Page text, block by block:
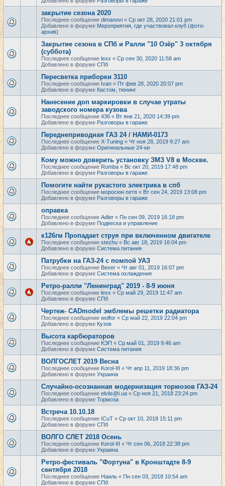
закрытие сезона 2020
Последнее сообщение dimanovi « Ср окт 28, 2020 21:01 pm
Добавлено в форуме Мероприятия, где участвовал клуб (фото-
архив)
Закрытие сезона в СПб и Ралли "10 Озёр" 3 октября
(суббота)
Последнее сообщение lexx « Ср сен 30, 2020 11:58 am
Добавлено в форуме СПб
Пересветка приборки 3110
Последнее сообщение Ivan « Пт фев 28, 2020 20:07 pm
Добавлено в форуме Кастом, тюнинг
Нанесение доп маркировки в случае утраты
заводского номера кузова
Последнее сообщение 436 « Вт янв 21, 2020 14:39 pm
Добавлено в форуме Разговоры в гараже
Переднеприводная ГАЗ 24 / НАМИ-0173
Последнее сообщение X-Tuning « Чт ноя 28, 2019 9:27 am
Добавлено в форуме Оригинальные 24-ки
Кому можно доверить установку ЗМЗ V8 в Москве.
Последнее сообщение Rumba « Вс окт 20, 2019 17:48 pm
Добавлено в форуме Разговоры в гараже
Помогите найти рукастого электрика в спб
Последнее сообщение моросюн петя « Вт сен 24, 2019 13:08 pm
Добавлено в форуме Разговоры в гараже
оправка
Последнее сообщение Adler « Пн сен 09, 2019 16:18 pm
Добавлено в форуме Подвеска и управление
к126гм Пропадает струя при включенном двигателе
Последнее сообщение stezhu « Вс авг 18, 2019 16:04 pm
Добавлено в форуме Система питания
Патрубки на ГАЗ-24 с помпой УАЗ
Последнее сообщение Bexer « Чт авг 01, 2019 16:07 pm
Добавлено в форуме Система охлаждения
Ретро-ралли "Ленинград" 2019 - 8-9 июня
Последнее сообщение lexx « Ср май 29, 2019 11:47 am
Добавлено в форуме СПб
Чертеж- CADmodel эмблемы решетки радиатора
Последнее сообщение wolfor « Ср май 22, 2019 22:04 pm
Добавлено в форуме Кузов
Высота карбюраторов
Последнее сообщение КЭП « Ср май 01, 2019 9:46 am
Добавлено в форуме Система питания
ВОЛГОСЛЕТ 2019 Весна
Последнее сообщение Korol-III « Чт апр 11, 2019 18:36 pm
Добавлено в форуме Украина
Случайно-осознанная модернизация тормозов ГАЗ-24
Последнее сообщение elviis@i.ua « Ср ноя 21, 2018 23:24 pm
Добавлено в форуме Тормоза
Встреча 10.10.18
Последнее сообщение ICuT « Ср окт 10, 2018 15:11 pm
Добавлено в форуме СПб
ВОЛГО СЛЕТ 2018 Осень
Последнее сообщение Korol-III « Чт сен 06, 2018 22:38 pm
Добавлено в форуме Украина
Ретро-фестиваль "Фортуна" в Кронштадте 8-9
сентября 2018
Последнее сообщение Наиль « Пн сен 03, 2018 10:54 am
Добавлено в форуме СПб